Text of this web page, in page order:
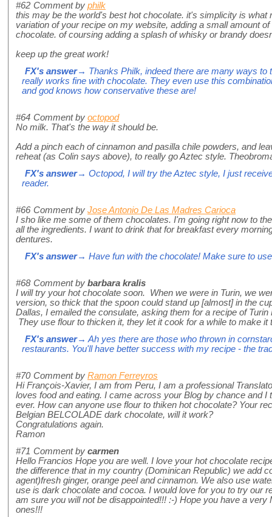
#62 Comment by philk
this may be the world's best hot chocolate. it's simplicity is
variation of your recipe on my website, adding a small amount
chocolate. of coursing adding a splash of whisky or brandy
keep up the great work!
FX's answer→ Thanks Philk, indeed there are many ways to
really works fine with chocolate. They even use this
and god knows how conservative these are!
#64 Comment by octopod
No milk. That's the way it should be.
Add a pinch each of cinnamon and pasilla chile powders, and
reheat (as Colin says above), to really go Aztec style.
FX's answer→ Octopod, I will try the Aztec style, I just
reader.
#66 Comment by Jose Antonio De Las Madres Carioca
I sho like me some of them chocolates. I'm going right now to
all the ingredients. I want to drink that for breakfast every
dentures.
FX's answer→ Have fun with the chocolate! Make sure to
#68 Comment by barbara kralis
I will try your hot chocolate soon. When we were in Turin, we
version, so thick that the spoon could stand up [almost] in the
Dallas, I emailed the consulate, asking them for a recipe of
They use flour to thicken it, they let it cook for a while to make
FX's answer→ Ah yes there are those who thrown in
restaurants. You'll have better success with my recipe - the
#70 Comment by Ramon Ferreyros
Hi François-Xavier, I am from Peru, I am a professional
loves food and eating. I came across your Blog by chance and I
ever. How can anyone use flour to thiken hot chocolate? Your
Belgian BELCOLADE dark chocolate, will it work?
Congratulations again.
Ramon
#71 Comment by carmen
Hello Francios Hope you are well. I love your hot chocolate
the difference that in my country (Dominican Republic) we add
agent)fresh ginger, orange peel and cinnamon. We also use
use is dark chocolate and cocoa. I would love for you to try our
am sure you will not be disappointed!!! :-) Hope you have a
ones!!!